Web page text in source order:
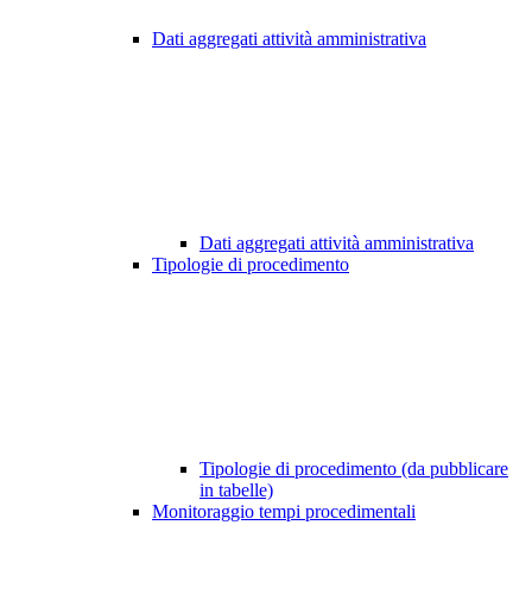
Dati aggregati attività amministrativa
Dati aggregati attività amministrativa
Tipologie di procedimento
Tipologie di procedimento (da pubblicare
in tabelle)
Monitoraggio tempi procedimentali